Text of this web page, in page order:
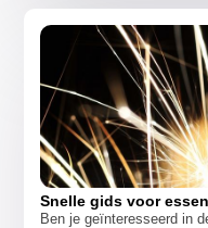
Snelle gids voor
Ben je geïnteresseerd in